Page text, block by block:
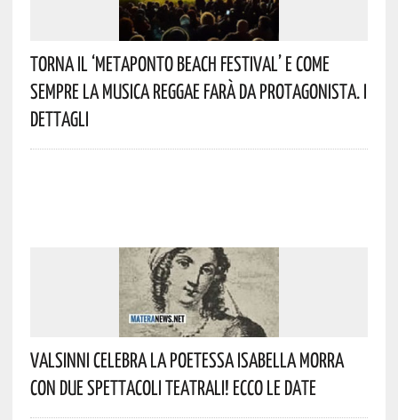
Torna Il ‘Metaponto Beach Festival’ E Come
Sempre La Musica Reggae Farà Da Protagonista. I
Dettagli
Valsinni Celebra La Poetessa Isabella Morra
Con Due Spettacoli Teatrali! Ecco Le Date